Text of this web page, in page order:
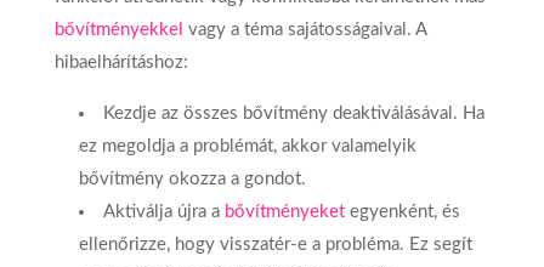
bővítményekkel vagy a téma sajátosságaival. A
hibaelhárításhoz:
Kezdje az összes bővítmény deaktiválásával. Ha
ez megoldja a problémát, akkor valamelyik
bővítmény okozza a gondot.
Aktiválja újra a bővítményeketegyenként, és
ellenőrizze, hogy visszatér-e a probléma. Ez segít